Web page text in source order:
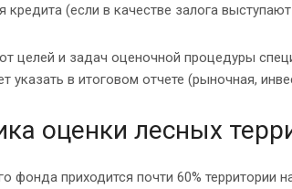
кредита (если в качестве залога
целей и задач оценочной процедуры
указать в итоговом отчете (рыночная,
оценки лесных
фонда приходится почти 60% территории